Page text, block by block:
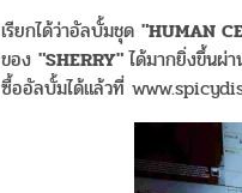
เรียกได้ว่าอัลบั้มชุด "HUMAN
ของ "SHERRY"ได้มากยิ่งขึ้นผ่
ซื้ออัลบั้มได้แล้วที่